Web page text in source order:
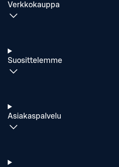
Verkkokauppa
Suosittelemme
Asiakaspalvelu